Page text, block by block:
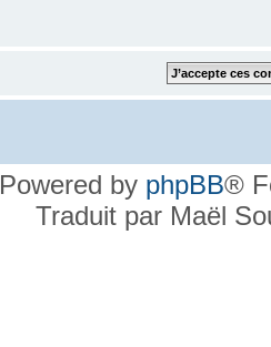
Powered by phpBB®
Traduit par Maël